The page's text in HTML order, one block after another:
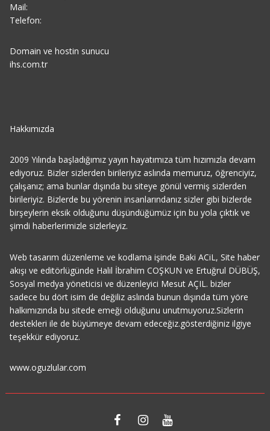
Mail:
Telefon:
Domain ve hostin sunucu
ihs.com.tr
Hakkımızda
2009 Yılında başladığımız yayın hayatımıza tüm hızımızla devam
ediyoruz. Bizler sizlerden birileriyiz aslında memuruz, öğrenciyiz,
çalışanız; ama bunlar dışında bu siteye gönül vermiş sizlerden
birileriyiz. Bizlerde bu yörenin insanlarındanız sizler gibi bizlerde
birşeylerin eksik olduğunu düşündüğümüz için bu yola çıktık ve
şimdi haberlerimizle sizlerleyiz.
Web tasarım düzenleme ve kodlama işinde Baki ACiL, Site haber
akışı ve editörlügünde Halil İbrahim COŞKUN ve Ertuğrul DÜBÜŞ,
Sosyal medya yöneticisi ve düzenleyici Mesut AÇIL. bizler
sadece bu dört isim de değiliz aslında bunun dışında tüm yöre
halkımızında bu sitede emeği olduğunu unutmuyoruz.Sizlerin
destekleri ile de büyümeye devam edeceğiz.gösterdiğiniz ilgiye
teşekkür ediyoruz.
www.oguzlular.com